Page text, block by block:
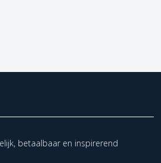
betaalbaar en inspirerend